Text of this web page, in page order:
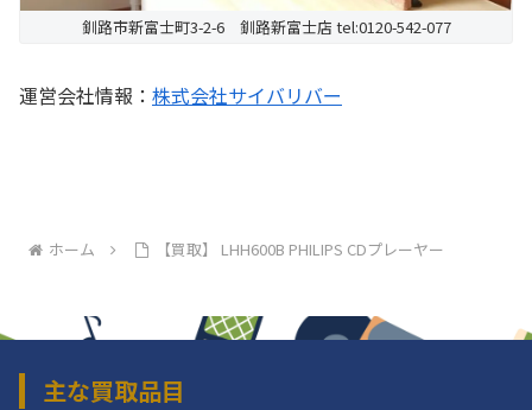
釧路市新富士町3-2-6 釧路新富士店 tel:0120-542-077
運営会社情報： 株式会社サイバリバー
ホーム 【買取】 LHH600B PHILIPS CDプレーヤー
主な買取品目